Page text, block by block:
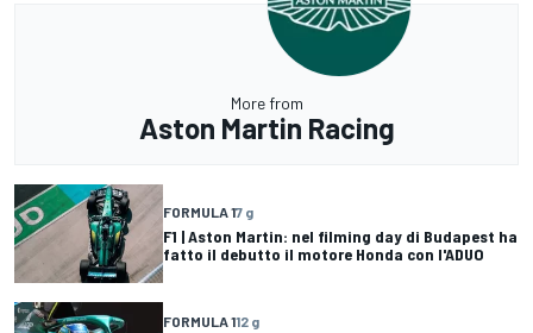
More from
Aston Martin Racing
FORMULA 17 g
F1 | Aston Martin: nel filming day di Budapest ha
fatto il debutto il motore Honda con l'ADUO
FORMULA 112 g